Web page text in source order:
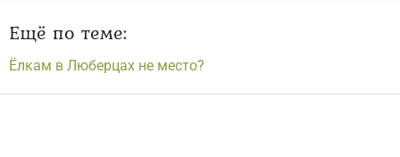
Ещё по теме:
Ёлкам в Люберцах не место?